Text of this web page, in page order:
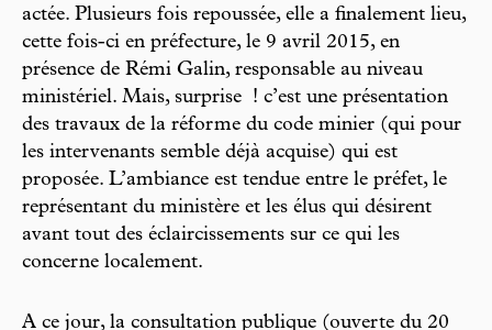
actée. Plusieurs fois repoussée, elle a finalement lieu,
cette fois-ci en préfecture, le 9 avril 2015, en
présence de Rémi Galin, responsable au niveau
ministériel. Mais, surprise ! c’est une présentation
des travaux de la réforme du code minier (qui pour
les intervenants semble déjà acquise) qui est
proposée. L’ambiance est tendue entre le préfet, le
représentant du ministère et les élus qui désirent
avant tout des éclaircissements sur ce qui les
concerne localement.
A ce jour, la consultation publique (ouverte du 20